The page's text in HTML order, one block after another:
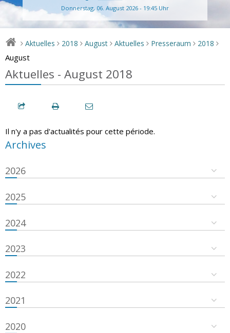
Donnerstag, 06. August 2026 - 19:45 Uhr
> Aktuelles > 2018 > August > Aktuelles > Presseraum > 2018 >
August
Aktuelles - August 2018
Il n'y a pas d'actualités pour cette période.
Archives
2026
2025
2024
2023
2022
2021
2020